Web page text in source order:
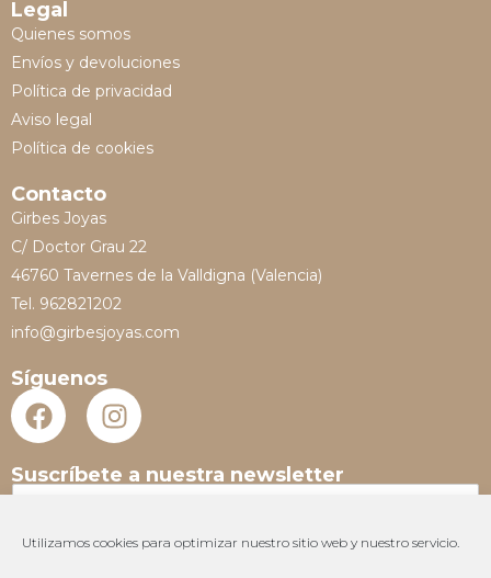
Utilizamos cookies para optimizar nuestro sitio web y nuestro servicio.
Legal
Quienes somos
Envíos y devoluciones
Política de privacidad
Aviso legal
Política de cookies
Contacto
Girbes Joyas
C/ Doctor Grau 22
46760 Tavernes de la Valldigna (Valencia)
Tel. 962821202
info@girbesjoyas.com
Síguenos
Suscríbete a nuestra newsletter
N
m